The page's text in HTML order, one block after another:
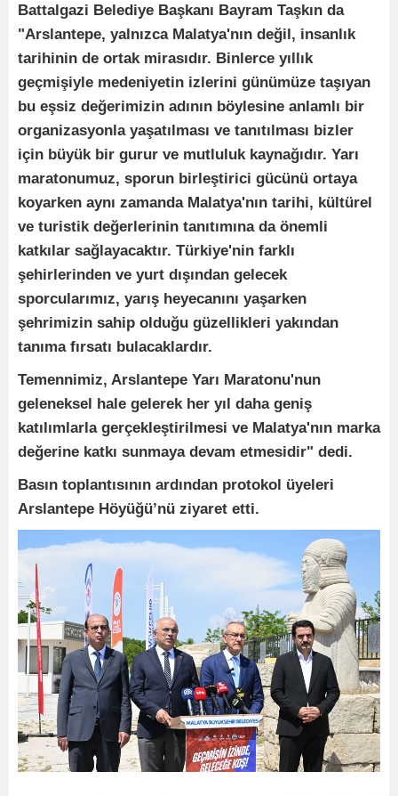
Battalgazi Belediye Başkanı Bayram Taşkın da
"Arslantepe, yalnızca Malatya'nın değil, insanlık
tarihinin de ortak mirasıdır. Binlerce yıllık
geçmişiyle medeniyetin izlerini günümüze taşıyan
bu eşsiz değerimizin adının böylesine anlamlı bir
organizasyonla yaşatılması ve tanıtılması bizler
için büyük bir gurur ve mutluluk kaynağıdır. Yarı
maratonumuz, sporun birleştirici gücünü ortaya
koyarken aynı zamanda Malatya'nın tarihi, kültürel
ve turistik değerlerinin tanıtımına da önemli
katkılar sağlayacaktır. Türkiye'nin farklı
şehirlerinden ve yurt dışından gelecek
sporcularımız, yarış heyecanını yaşarken
şehrimizin sahip olduğu güzellikleri yakından
tanıma fırsatı bulacaklardır.
Temennimiz, Arslantepe Yarı Maratonu'nun
geleneksel hale gelerek her yıl daha geniş
katılımlarla gerçekleştirilmesi ve Malatya'nın marka
değerine katkı sunmaya devam etmesidir" dedi.
Basın toplantısının ardından protokol üyeleri
Arslantepe Höyüğü’nü ziyaret etti.